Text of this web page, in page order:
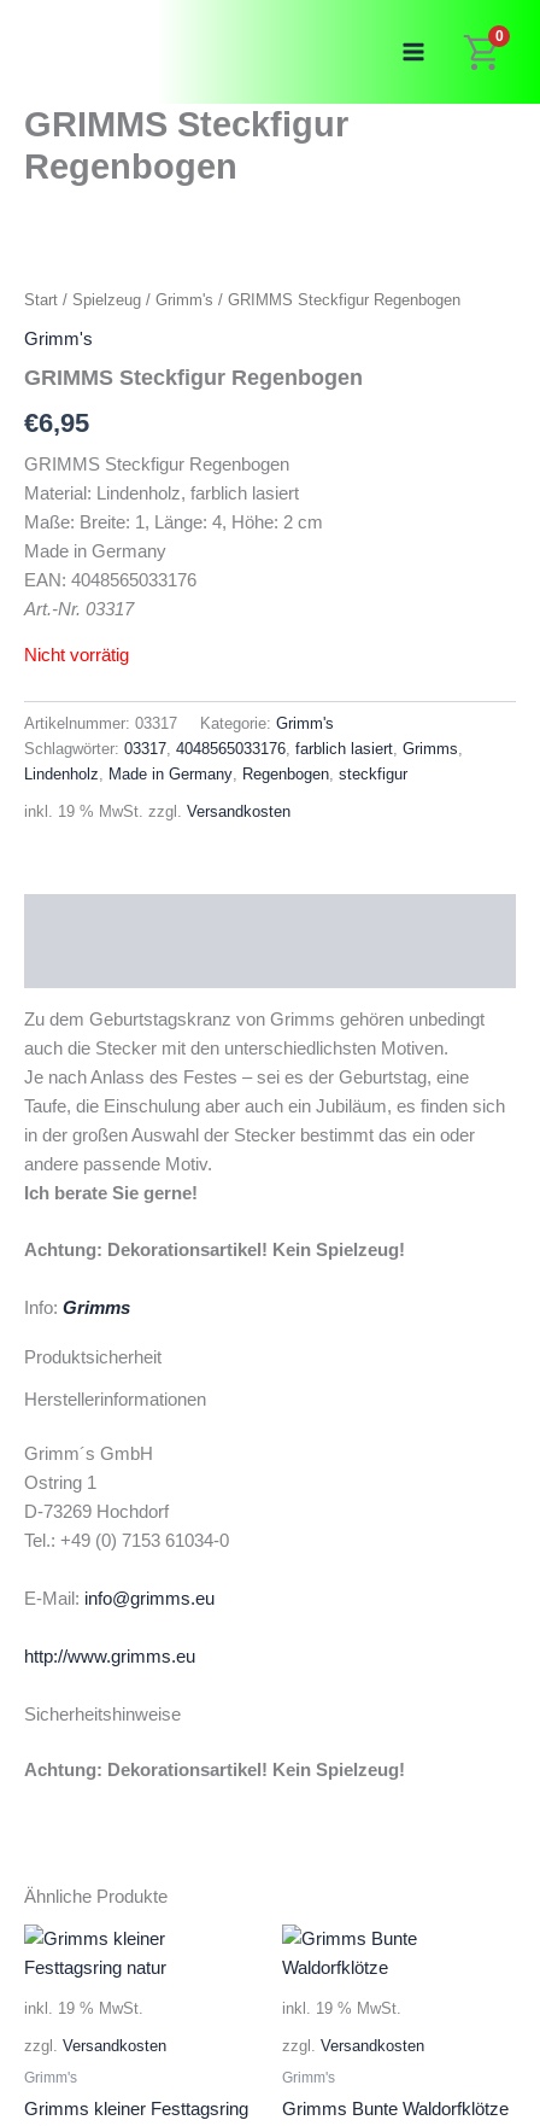
0
GRIMMS Steckfigur
Regenbogen
Start / Spielzeug / Grimm's / GRIMMS Steckfigur Regenbogen
Grimm's
GRIMMS Steckfigur Regenbogen
€6,95
GRIMMS Steckfigur Regenbogen
Material: Lindenholz, farblich lasiert
Maße: Breite: 1, Länge: 4, Höhe: 2 cm
Made in Germany
EAN: 4048565033176
Art.-Nr. 03317
Nicht vorrätig
Artikelnummer: 03317 Kategorie: Grimm's
Schlagwörter: 03317 4048565033176 farblich lasiert Grimms
Lindenholz
Made in Germany Regenbogen steckfigur
inkl. 19 % MwSt. zzgl. Versandkosten
Zu dem Geburtstagskranz von Grimms gehören unbedingt
auch die Stecker mit den unterschiedlichsten Motiven.
Je nach Anlass des Festes – sei es der Geburtstag, eine
Taufe, die Einschulung aber auch ein Jubiläum, es finden sich
in der großen Auswahl der Stecker bestimmt das ein oder
andere passende Motiv.
Ich berate Sie gerne!
Achtung: Dekorationsartikel! Kein Spielzeug!
Info: Grimms
Produktsicherheit
Herstellerinformationen
Grimm´s GmbH
Ostring 1
D-73269 Hochdorf
Tel.: +49 (0) 7153 61034-0
E-Mail: info@grimms.eu
http://www.grimms.eu
Sicherheitshinweise
Achtung: Dekorationsartikel! Kein Spielzeug!
Ähnliche Produkte
inkl. 19 % MwSt.
zzgl. Versandkosten
Grimm's
Grimms kleiner Festtagsring
inkl. 19 % MwSt.
zzgl. Versandkosten
Grimm's
Grimms Bunte Waldorfklötze